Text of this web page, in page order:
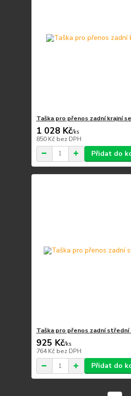
Taška pro přenos zadní krajní
1 028 Kč/ks
850 Kč bez DPH
Přidat do
Taška pro přenos zadní střední
925 Kč/ks
764 Kč bez DPH
Přidat do